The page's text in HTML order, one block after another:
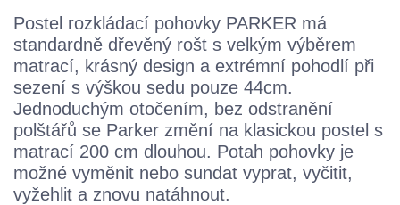
Postel rozkládací pohovky PARKER má
standardně dřevěný rošt s velkým výběrem
matrací, krásný design a extrémní pohodlí při
sezení s výškou sedu pouze 44cm.
Jednoduchým otočením, bez odstranění
polštářů se Parker změní na klasickou postel s
matrací 200 cm dlouhou. Potah pohovky je
možné vyměnit nebo sundat vyprat, vyčitit,
vyžehlit a znovu natáhnout.